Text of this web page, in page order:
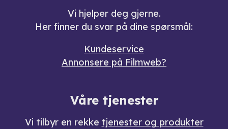
Vi hjelper deg gjerne.
Her finner du svar på dine spørsmål:
Kundeservice
Annonsere på Filmweb?
Våre tjenester
Vi tilbyr en rekke tjenester og produkter